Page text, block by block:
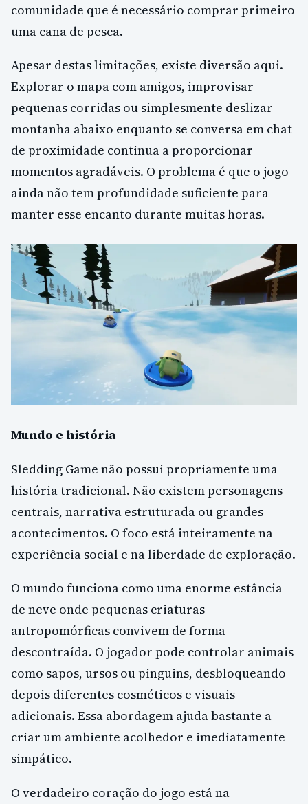
comunidade que é necessário comprar primeiro
uma cana de pesca.
Apesar destas limitações, existe diversão aqui.
Explorar o mapa com amigos, improvisar
pequenas corridas ou simplesmente deslizar
montanha abaixo enquanto se conversa em chat
de proximidade continua a proporcionar
momentos agradáveis. O problema é que o jogo
ainda não tem profundidade suficiente para
manter esse encanto durante muitas horas.
Mundo e história
Sledding Game não possui propriamente uma
história tradicional. Não existem personagens
centrais, narrativa estruturada ou grandes
acontecimentos. O foco está inteiramente na
experiência social e na liberdade de exploração.
O mundo funciona como uma enorme estância
de neve onde pequenas criaturas
antropomórficas convivem de forma
descontraída. O jogador pode controlar animais
como sapos, ursos ou pinguins, desbloqueando
depois diferentes cosméticos e visuais
adicionais. Essa abordagem ajuda bastante a
criar um ambiente acolhedor e imediatamente
simpático.
O verdadeiro coração do jogo está na